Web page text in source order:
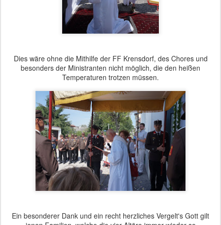
Dies wäre ohne die Mithilfe der FF Krensdorf, des Chores und
besonders der Ministranten nicht möglich, die den heißen
Temperaturen trotzen müssen.
Ein besonderer Dank und ein recht herzliches Vergelt's Gott gilt